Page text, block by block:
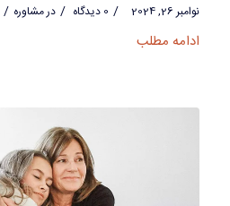
نوامبر 26, 2024 / 0 دیدگاه / درمشاوره /
ادامه مطلب